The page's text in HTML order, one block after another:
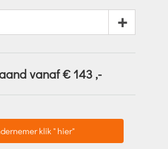
+
vanaf € 143 ,-
klik " hier"